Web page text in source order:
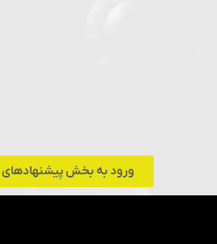
ورود به بخش پیشنهادهای